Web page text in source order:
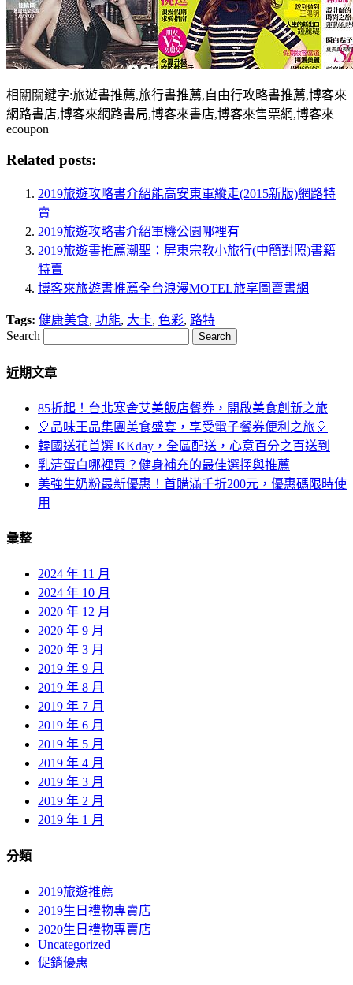
相關關鍵字:旅遊書推薦,旅行書推薦,自由行攻略書推薦,博客來
網路書店,博客來網路書局,博客來書店,博客來售票網,博客來
ecoupon
Related posts:
2019旅遊攻略書介紹能高安東軍縱走(2015新版)網路特
賣
2019旅遊攻略書介紹軍機公園哪裡有
2019旅遊書推薦潮聖：屏東宗教小旅行(中簡對照)書籍
特賣
博客來旅遊書推薦全台浪漫MOTEL旅享圖賣書網
Tags: 健康美食, 功能, 大卡, 色彩, 路特
Search
近期文章
85折起！台北寒舍艾美飯店餐券，開啟美食創新之旅
🎈品味王品集團美食盛宴，享受電子餐券便利之旅🎈
韓國送花首選 KKday，全區配送，心意百分之百送到
乳清蛋白哪裡買？健身補充的最佳選擇與推薦
美強生奶粉最新優惠！首購滿千折200元，優惠碼限時使
用
彙整
2024 年 11 月
2024 年 10 月
2020 年 12 月
2020 年 9 月
2020 年 3 月
2019 年 9 月
2019 年 8 月
2019 年 7 月
2019 年 6 月
2019 年 5 月
2019 年 4 月
2019 年 3 月
2019 年 2 月
2019 年 1 月
分類
2019旅遊推薦
2019生日禮物專賣店
2020生日禮物專賣店
Uncategorized
促銷優惠